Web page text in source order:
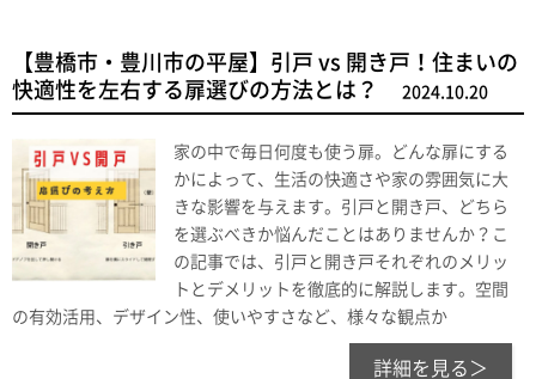
【豊橋市・豊川市の平屋】引戸 vs 開き戸！住まいの
快適性を左右する扉選びの方法とは？
2024.10.20
家の中で毎日何度も使う扉。どんな扉にする
かによって、生活の快適さや家の雰囲気に大
きな影響を与えます。引戸と開き戸、どちら
を選ぶべきか悩んだことはありませんか？こ
の記事では、引戸と開き戸それぞれのメリッ
トとデメリットを徹底的に解説します。空間
の有効活用、デザイン性、使いやすさなど、様々な観点か
詳細を見る＞